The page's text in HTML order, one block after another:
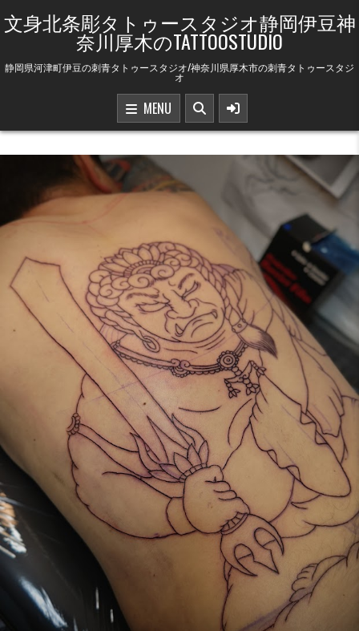
文身北条彫タトゥースタジオ静岡伊豆神
奈川厚木のTATTOOSTUDIO
静岡県河津町伊豆の刺青タトゥースタジオ/神奈川県厚木市の刺青タトゥースタジ
オ
MENU